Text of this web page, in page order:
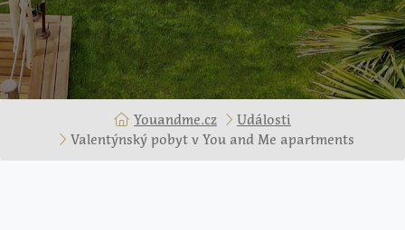
Youandme.cz
Události
Valentýnský pobyt v You and Me apartments